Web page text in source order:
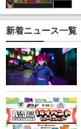
新着ニュース一覧